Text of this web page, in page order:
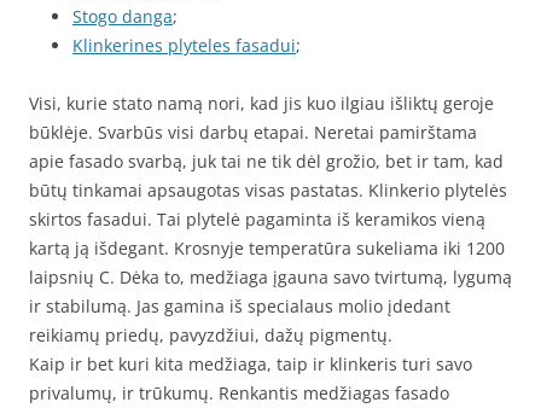
Stogo danga;
Klinkerines plyteles fasadui;
Visi, kurie stato namą nori, kad jis kuo ilgiau išliktų geroje
būklėje. Svarbūs visi darbų etapai. Neretai pamirštama
apie fasado svarbą, juk tai ne tik dėl grožio, bet ir tam, kad
būtų tinkamai apsaugotas visas pastatas. Klinkerio plytelės
skirtos fasadui. Tai plytelė pagaminta iš keramikos vieną
kartą ją išdegant. Krosnyje temperatūra sukeliama iki 1200
laipsnių C. Dėka to, medžiaga įgauna savo tvirtumą, lygumą
ir stabilumą. Jas gamina iš specialaus molio įdedant
reikiamų priedų, pavyzdžiui, dažų pigmentų.
Kaip ir bet kuri kita medžiaga, taip ir klinkeris turi savo
privalumų, ir trūkumų. Renkantis medžiagas fasado